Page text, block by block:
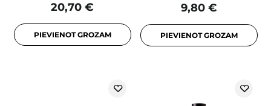
20,70 €
PIEVIENOT GROZAM
9,80 €
PIEVIENOT GROZAM